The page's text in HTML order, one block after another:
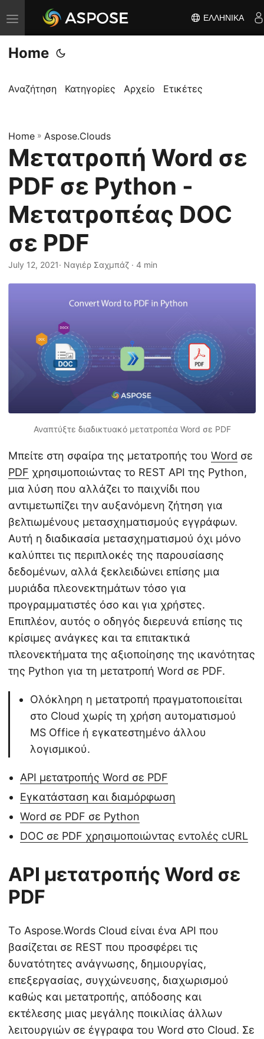
Ε
ν
α
λ
ή
π
λ
ο
γ
η
σ
η
ς
ΕΛΛΗΝΙΚΆ
Home
Αναζήτηση Κατηγορίες Αρχείο Ετικέτες
Home » Aspose.Clouds
Μετατροπή Word σε
PDF σε Python -
Μετατροπέας DOC
σε PDF
July 12, 2021· Ναγιέρ Σαχμπάζ · 4 min
Αναπτύξτε διαδικτυακό μετατροπέα Word σε PDF
Μπείτε στη σφαίρα της μετατροπής του Word σε
PDF χρησιμοποιώντας το REST API της Python,
μια λύση που αλλάζει το παιχνίδι που
αντιμετωπίζει την αυξανόμενη ζήτηση για
βελτιωμένους μετασχηματισμούς εγγράφων.
Αυτή η διαδικασία μετασχηματισμού όχι μόνο
καλύπτει τις περιπλοκές της παρουσίασης
δεδομένων, αλλά ξεκλειδώνει επίσης μια
μυριάδα πλεονεκτημάτων τόσο για
προγραμματιστές όσο και για χρήστες.
Επιπλέον, αυτός ο οδηγός διερευνά επίσης τις
κρίσιμες ανάγκες και τα επιτακτικά
πλεονεκτήματα της αξιοποίησης της ικανότητας
της Python για τη μετατροπή Word σε PDF.
Ολόκληρη η μετατροπή πραγματοποιείται
στο Cloud χωρίς τη χρήση αυτοματισμού
MS Office ή εγκατεστημένο άλλου
λογισμικού.
API μετατροπής Word σε PDF
Εγκατάσταση και διαμόρφωση
Word σε PDF σε Python
DOC σε PDF χρησιμοποιώντας εντολές cURL
API μετατροπής Word σε
PDF
Το Aspose.Words Cloud είναι ένα API που
βασίζεται σε REST που προσφέρει τις
δυνατότητες ανάγνωσης, δημιουργίας,
επεξεργασίας, συγχώνευσης, διαχωρισμού
καθώς και μετατροπής, απόδοσης και
εκτέλεσης μιας μεγάλης ποικιλίας άλλων
λειτουργιών σε έγγραφα του Word στο Cloud. Σε